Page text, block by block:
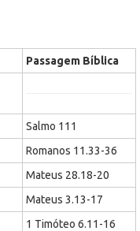
Passagem Bíblica
Salmo 111
Romanos 11.33-36
Mateus 28.18-20
Mateus 3.13-17
1 Timóteo 6.11-16